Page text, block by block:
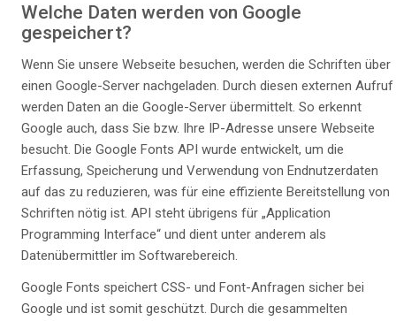
Welche Daten werden von Google
gespeichert?
Wenn Sie unsere Webseite besuchen, werden die Schriften über
einen Google-Server nachgeladen. Durch diesen externen Aufruf
werden Daten an die Google-Server übermittelt. So erkennt
Google auch, dass Sie bzw. Ihre IP-Adresse unsere Webseite
besucht. Die Google Fonts API wurde entwickelt, um die
Erfassung, Speicherung und Verwendung von Endnutzerdaten
auf das zu reduzieren, was für eine effiziente Bereitstellung von
Schriften nötig ist. API steht übrigens für „Application
Programming Interface“ und dient unter anderem als
Datenübermittler im Softwarebereich.
Google Fonts speichert CSS- und Font-Anfragen sicher bei
Google und ist somit geschützt. Durch die gesammelten